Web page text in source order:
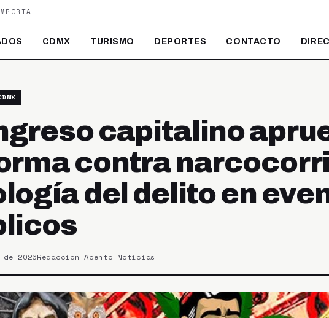
CDMX TURISMO DEPORTES CONTACTO
capitalino
contra
del delito en
de 2026Redacción Acento Noticias